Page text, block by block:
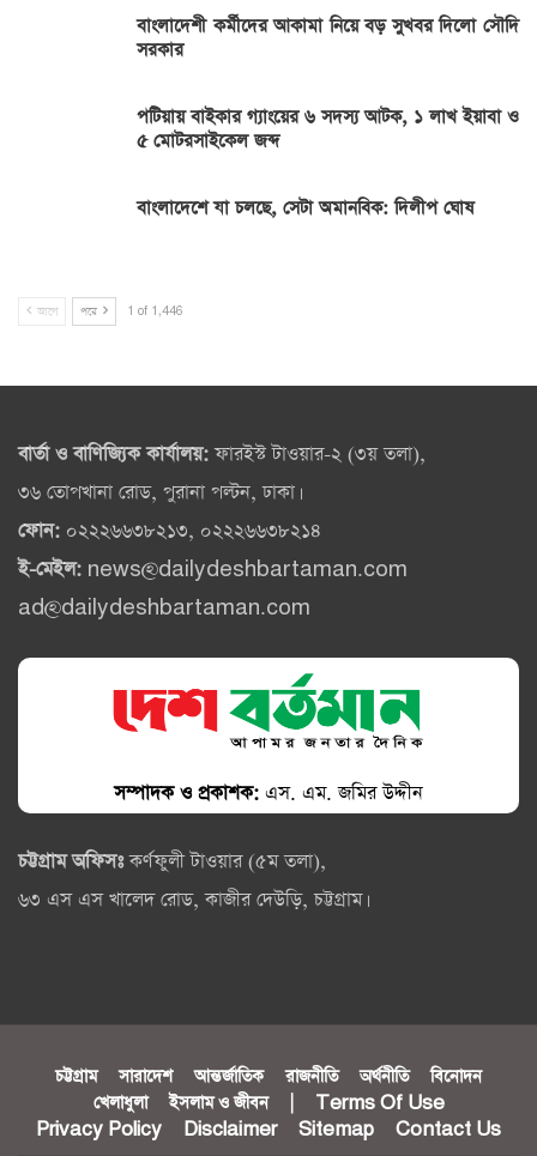
বাংলাদেশী কর্মীদের আকামা নিয়ে বড় সুখবর দিলো সৌদি
সরকার
পটিয়ায় বাইকার গ্যাংয়ের ৬ সদস্য আটক, ১ লাখ ইয়াবা ও
৫ মোটরসাইকেল জব্দ
বাংলাদেশে যা চলছে, সেটা অমানবিক: দিলীপ ঘোষ
আগে পরে 1 of 1,446
বার্তা ও বাণিজ্যিক কার্যালয়:ফারইস্ট টাওয়ার-২ (৩য় তলা),
৩৬ তোপখানা রোড, পুরানা পল্টন, ঢাকা।
ফোন: ০২২২৬৬৩৮২১৩, ০২২২৬৬৩৮২১৪
ই-মেইল: news@dailydeshbartaman.com
ad@dailydeshbartaman.com
সম্পাদক ও প্রকাশক: এস. এম. জমির উদ্দীন
চট্টগ্রাম অফিসঃকর্ণফুলী টাওয়ার (৫ম তলা),
৬৩ এস এস খালেদ রোড, কাজীর দেউড়ি, চট্টগ্রাম।
চট্টগ্রাম সারাদেশ আন্তর্জাতিক রাজনীতি অর্থনীতি
বিনোদন
খেলাধুলা
ইসলাম ও জীবন
Terms Of Use
Privacy Policy
Disclaimer Sitemap Contact Us